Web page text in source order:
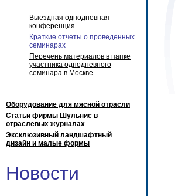
Выездная однодневная
конференция
Краткие отчеты о проведенных
семинарах
Перечень материалов в папке
участника однодневного
семинара в Москве
Оборудование для мясной отрасли
Статьи фирмы Шульнис в
отраслевых журналах
Эксклюзивный ландшафтный
дизайн и малые формы
Новости